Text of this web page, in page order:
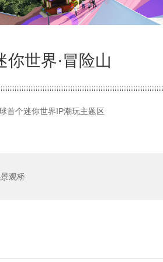
你世界·冒险山
首个迷你世界IP潮玩主题区
观桥